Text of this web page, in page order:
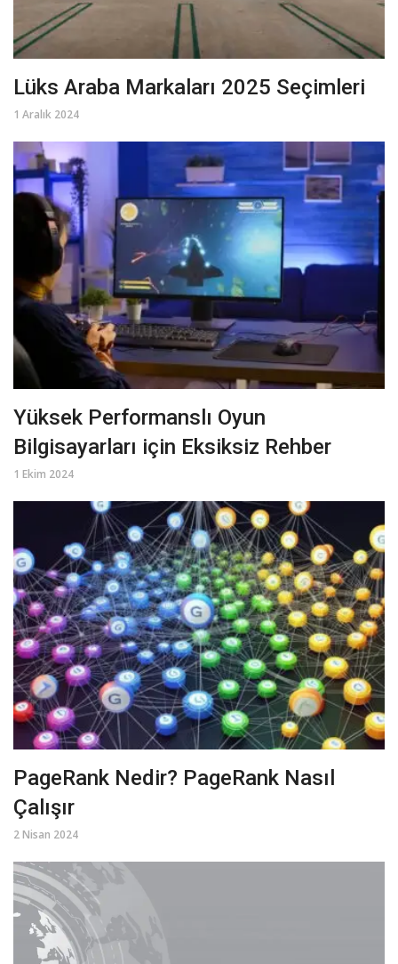
Lüks Araba Markaları 2025 Seçimleri
1 Aralık 2024
Yüksek Performanslı Oyun
Bilgisayarları için Eksiksiz Rehber
1 Ekim 2024
PageRank Nedir? PageRank Nasıl
Çalışır
2 Nisan 2024